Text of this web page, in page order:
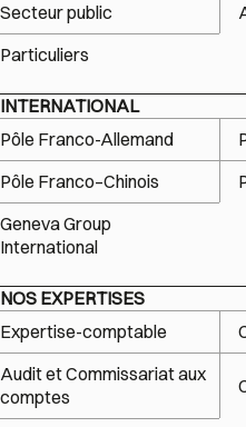
Secteur public
Particuliers
INTERNATIONAL
Pôle Franco-Allemand
Pôle Franco–Chinois
Geneva Group
International
NOS EXPERTISES
Expertise-comptable
Audit et Commissariat aux
comptes